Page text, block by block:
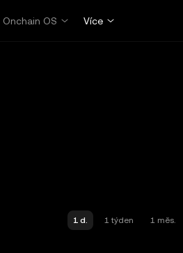
Onchain OS Více
1 d. 1 týden 1 měs.